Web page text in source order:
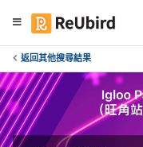
返回其他搜尋結果
繁
中
E
N